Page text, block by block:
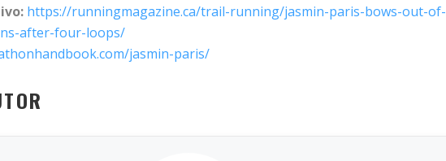
https://runningmagazine.ca/trail-running/jasmin-paris-bows-out-of-
after-four-loops/
jasmin-paris/